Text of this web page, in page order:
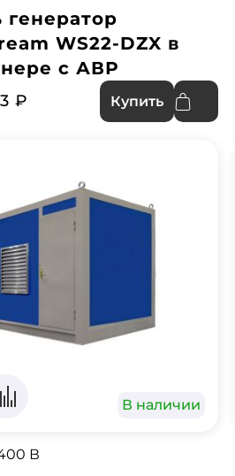
генератор
WS22-DZX в
с АВР
₽ Купить
В наличии
В